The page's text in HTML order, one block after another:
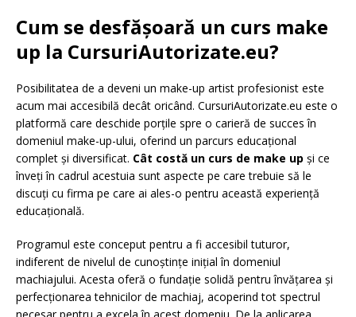
Cum se desfășoară un curs make
up la CursuriAutorizate.eu?
Posibilitatea de a deveni un make-up artist profesionist este
acum mai accesibilă decât oricând. CursuriAutorizate.eu este o
platformă care deschide porțile spre o carieră de succes în
domeniul make-up-ului, oferind un parcurs educațional
complet și diversificat. Cât costă un curs de make up și ce
înveți în cadrul acestuia sunt aspecte pe care trebuie să le
discuți cu firma pe care ai ales-o pentru această experiență
educațională.
Programul este conceput pentru a fi accesibil tuturor,
indiferent de nivelul de cunoștințe inițial în domeniul
machiajului. Acesta oferă o fundație solidă pentru învățarea și
perfecționarea tehnicilor de machiaj, acoperind tot spectrul